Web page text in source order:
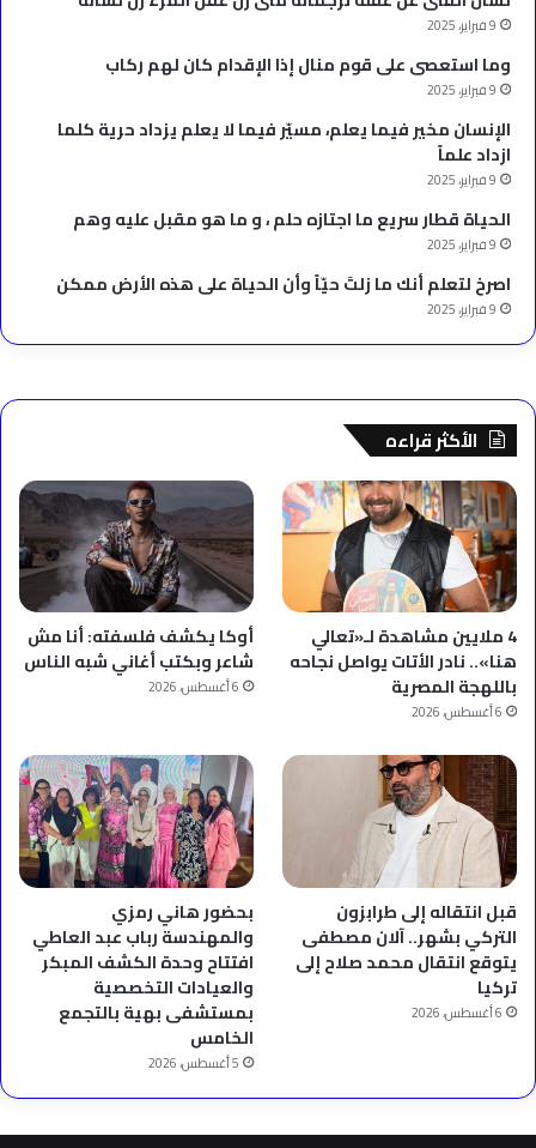
9 فبراير، 2025
وما استعصى على قوم منال إذا الإقدام كان لهم ركاب
9 فبراير، 2025
الإنسان مخير فيما يعلم، مسيّر فيما لا يعلم يزداد حرية كلما
ازداد علماً
9 فبراير، 2025
الحياة قطار سريع ما اجتازه حلم ، و ما هو مقبل عليه وهم
9 فبراير، 2025
‫اصرخ لتعلم أنك ما زلتَ حيّاً وأن الحياة على هذه الأرض ممكن
9 فبراير، 2025
الأكثر قراءه
4 ملايين مشاهدة لـ«تعالي
هنا».. نادر الأتات يواصل نجاحه
باللهجة المصرية
6 أغسطس، 2026
أوكا يكشف فلسفته: أنا مش
شاعر وبكتب أغاني شبه الناس
6 أغسطس، 2026
قبل انتقاله إلى طرابزون
التركي بشهر.. آلان مصطفى
يتوقع انتقال محمد صلاح إلى
تركيا
6 أغسطس، 2026
بحضور هاني رمزي
والمهندسة رباب عبد العاطي
افتتاح وحدة الكشف المبكر
والعيادات التخصصية
بمستشفى بهية بالتجمع
الخامس
5 أغسطس، 2026